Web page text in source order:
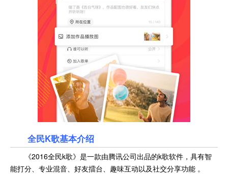
全民K歌基本介绍
《2016全民k歌》是一款由腾讯公司出品的k歌软件，具有智
能打分、专业混音、好友擂台、趣味互动以及社交分享功能 。